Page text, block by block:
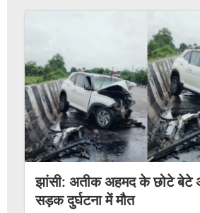
झांसी: अतीक अहमद के छोटे बेटे
सड़क दुर्घटना में मौत